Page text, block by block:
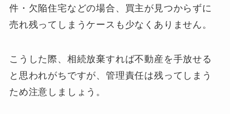
件・欠陥住宅などの場合、買主が見つからずに
売れ残ってしまうケースも少なくありません。
こうした際、相続放棄すれば不動産を手放せる
と思われがちですが、管理責任は残ってしまう
ため注意しましょう。